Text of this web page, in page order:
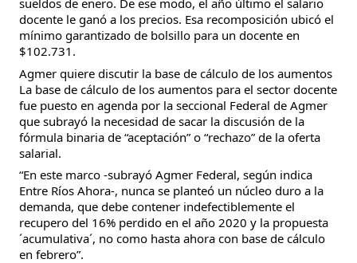
sueldos de enero. De ese modo, el año último el salario
docente le ganó a los precios. Esa recomposición ubicó el
mínimo garantizado de bolsillo para un docente en
$102.731.
Agmer quiere discutir la base de cálculo de los aumentos
La base de cálculo de los aumentos para el sector docente
fue puesto en agenda por la seccional Federal de Agmer
que subrayó la necesidad de sacar la discusión de la
fórmula binaria de “aceptación” o “rechazo” de la oferta
salarial.
“En este marco -subrayó Agmer Federal, según indica
Entre Ríos Ahora-, nunca se planteó un núcleo duro a la
demanda, que debe contener indefectiblemente el
recupero del 16% perdido en el año 2020 y la propuesta
´acumulativa´, no como hasta ahora con base de cálculo
en febrero”.